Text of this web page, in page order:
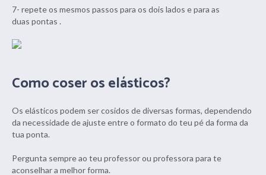
7- repete os mesmos passos para os dois lados e para as
duas pontas .
Como coser os elásticos?
Os elásticos podem ser cosidos de diversas formas, dependendo
da necessidade de ajuste entre o formato do teu pé da forma da
tua ponta.
Pergunta sempre ao teu professor ou professora para te
aconselhar a melhor forma.